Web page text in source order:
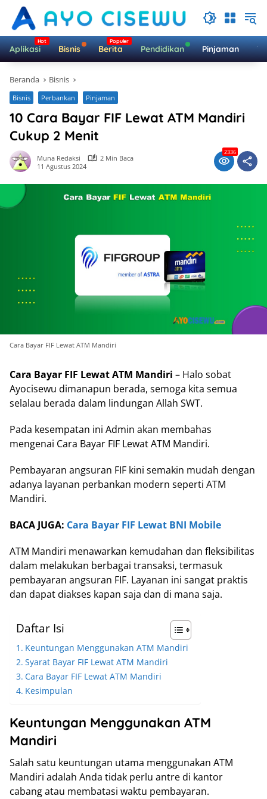
Langsung
konten
Aplikasi Bisnis Berita Pendidikan Pinjaman
Beranda Bisnis
Bisnis Perbankan Pinjaman
10 Cara Bayar FIF Lewat ATM Mandiri
Cukup 2 Menit
Muna Redaksi
2 Min Baca
11 Agustus 2024
2336
Cara Bayar FIF Lewat ATM Mandiri
Cara Bayar FIF Lewat ATM Mandiri – Halo sobat
Ayocisewu dimanapun berada, semoga kita semua
selalau berada dalam lindungan Allah SWT.
Pada kesempatan ini Admin akan membahas
mengenai Cara Bayar FIF Lewat ATM Mandiri.
Pembayaran angsuran FIF kini semakin mudah dengan
adanya layanan perbankan modern seperti ATM
Mandiri.
BACA JUGA: Cara Bayar FIF Lewat BNI Mobile
ATM Mandiri menawarkan kemudahan dan fleksibilitas
dalam melakukan berbagai transaksi, termasuk
pembayaran angsuran FIF. Layanan ini sangat praktis
dan dapat diakses kapan saja dan di mana saja.
Daftar Isi
Keuntungan Menggunakan ATM Mandiri
Syarat Bayar FIF Lewat ATM Mandiri
Cara Bayar FIF Lewat ATM Mandiri
Kesimpulan
Keuntungan Menggunakan ATM
Mandiri
Salah satu keuntungan utama menggunakan ATM
Mandiri adalah Anda tidak perlu antre di kantor
cabang atau membatasi waktu pembayaran.